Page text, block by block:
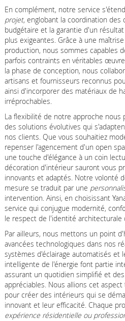
En complément, notre service
projet, englobant la coordination des
budgétaire et la garantie d'un
plus exigeantes. Grâce à une
production, nous sommes capables
parfois contraints en véritables
la phase de conception, nous
artisans et fournisseurs reconnus
ainsi d'incorporer des matériaux de
irréprochables.
La flexibilité de notre approche
des solutions évolutives qui
nos clients. Que vous souhaitiez
repenser l'agencement d'un open
une touche d'élégance à un coin
décoration d'intérieur sauront vous
innovants et adaptés. Notre volonté
mesure se traduit par une
intervention. Ainsi, en choisissant
service qui conjugue modernité,
le respect de l'identité architecturale
Par ailleurs, nous mettons un point
avancées technologiques dans nos
systèmes d'éclairage automatisés et
intelligente de l'énergie font partie
assurant un quotidien simplifié et
appréciables. Nous allions cet
pour créer des intérieurs qui se
innovant et leur efficacité. Chaque
expérience résidentielle ou